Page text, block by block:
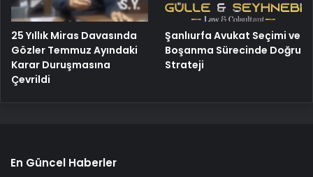
25 Yıllık Miras Davasında
Gözler Temmuz Ayındaki
Karar Duruşmasına
Çevrildi
Şanlıurfa Avukat Seçimi ve
Boşanma Sürecinde Doğru
Strateji
En Güncel Haberler